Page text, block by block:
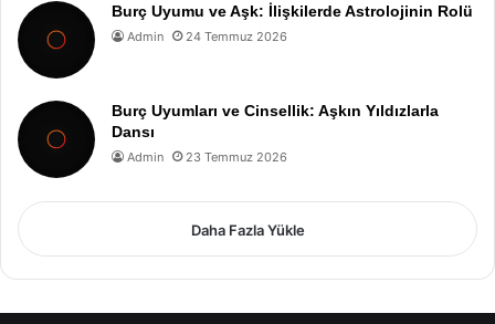
Burç Uyumu ve Aşk: İlişkilerde Astrolojinin Rolü
Admin 24 Temmuz 2026
Burç Uyumları ve Cinsellik: Aşkın Yıldızlarla
Dansı
Admin 23 Temmuz 2026
Daha Fazla Yükle